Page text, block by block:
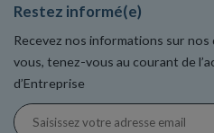
Restez informé(e)
Recevez nos informations sur
vous, tenez-vous au courant de
d’Entreprise